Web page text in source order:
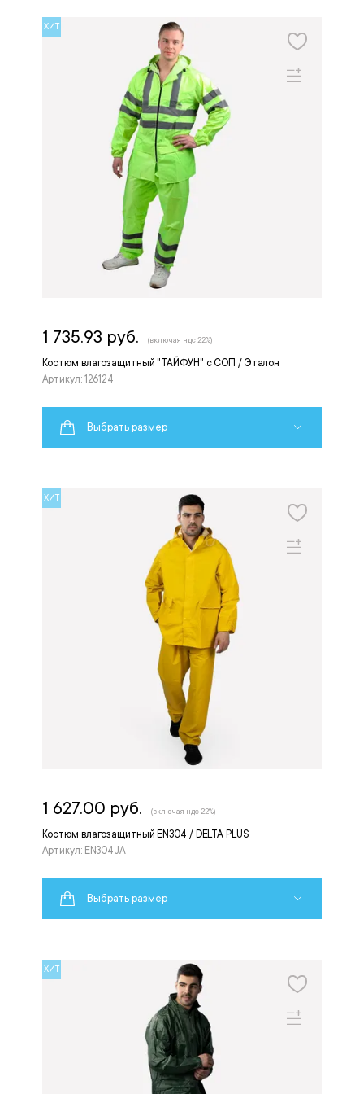
ХИТ
Костюм влагозащитный "ТАЙФУН" с СОП / Эталон
Артикул: 126124
1 735.93 руб. (включая ндс 22%)
Выбрать размер
ХИТ
Костюм влагозащитный EN304 / DELTA PLUS
Артикул: EN304JA
1 627.00 руб. (включая ндс 22%)
Выбрать размер
ХИТ